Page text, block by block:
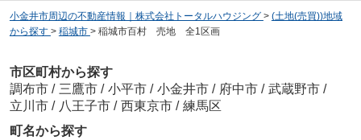
小金井市周辺の不動産情報｜株式会社トータルハウジング > (土地(売買))地域
から探す > 稲城市 > 稲城市百村 売地 全1区画
市区町村から探す
調布市 / 三鷹市 / 小平市 / 小金井市 / 府中市 / 武蔵野市 /
立川市 / 八王子市 / 西東京市 / 練馬区
町名から探す